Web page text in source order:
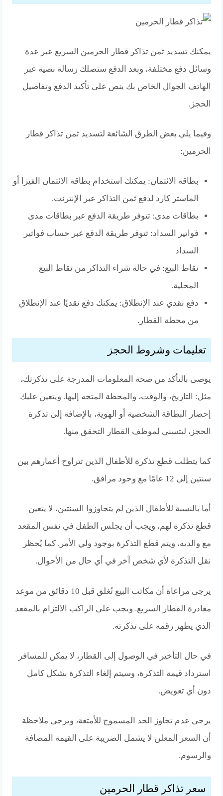
يمكنك تسديد ثمن تذاكر قطار الحرمين السريع عبر عدة
وسائل دفع مختلفة، وبعد الدفع ستصلك رسالة نصية عبر
الهاتف الجوال الخاص بك ينص على تأكيد الدفع وتفاصيل
الحجز.
وفيما يلي بعض الطرق الشائعة لتسديد ثمن تذاكر قطار
الحرمين:
بطاقة الائتمان: يمكنك استخدام بطاقة الائتمان الفيزا أو
الماستر كارد لدفع ثمن التذاكر عبر الإنترنت.
بطاقات مدى: تتوفر طريقة الدفع عبر بطاقات مدى
فواتير السداد: تتوفر طريقة الدفع عبر حساب فواتير
السداد
نقاط البيع: في حالة شراء التذاكر من نقاط البيع
المحلية.
دفع نقدي عند الإنطلاق: يمكنك دفع نقديًا عند الإنطلاق
من محطة القطار.
تعليمات وشروط الحجز
يوصى بالتأكد من صحة المعلومات المدرجة على تذكرتك،
مثل: التاريخ، والوقت، والمحطة المتجه إليها. ويتعين عليك
إحضار البطاقة الشخصية أو الهوية، بالإضافة إلى تذكرة
الحجز، ليتسنى لموظف القطار التحقق منها.
كما يتطلب قطع تذكرة للأطفال الذين تتراوح أعمارهم بين
سنتين إلى 12 عامًا مع وجود مرافق.
أما بالنسبة للأطفال الذين لم يتجاوزوا السنتين، لا يتعين
قطع تذكرة لهم، ويجب أن يجلس الطفل في نفس المقعد
مع والديه، ويتم قطع التذكرة بوجود ولي الأمر. كما يُحظر
نقل التذكرة لأي شخص آخر في أي حال من الأحوال.
يرجى مراعاة أن مكاتب البيع تُغلق قبل 10 دقائق من موعد
مغادرة القطار السريع. ويجب على الراكب الالتزام بالمقعد
الذي يظهر رقمه على تذكرته.
في حال التأخير في الوصول إلى القطار، لا يمكن للمسافر
استرداد قيمة التذكرة، وسيتم إلغاء التذكرة بشكل كامل
دون أي تعويض.
يرجى عدم تجاوز الحد المسموح للأمتعة، ويرجى ملاحظة
أن السعر المعلن لا يشمل الضريبة على القيمة المضافة
والرسوم.
سعر تذاكر قطار الحرمين